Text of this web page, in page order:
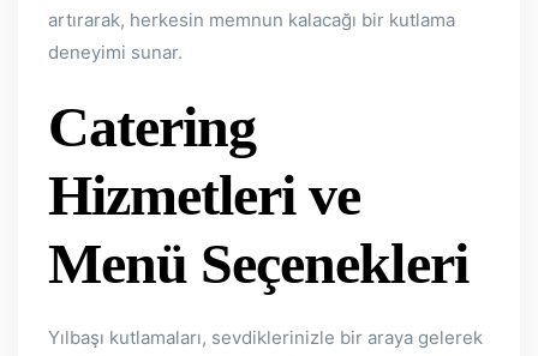
artırarak, herkesin memnun kalacağı bir kutlama
deneyimi sunar.
Catering
Hizmetleri ve
Menü Seçenekleri
Yılbaşı kutlamaları, sevdiklerinizle bir araya gelerek